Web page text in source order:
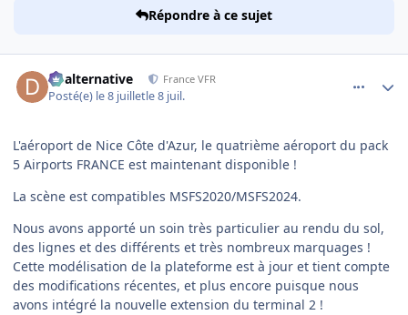
Répondre à ce sujet
dbalternative France VFR
Posté(e) le 8 juilletle 8 juil.
L'aéroport de Nice Côte d'Azur, le quatrième aéroport du pack
5 Airports FRANCE est maintenant disponible !
La scène est compatibles MSFS2020/MSFS2024.
Nous avons apporté un soin très particulier au rendu du sol,
des lignes et des différents et très nombreux marquages !
Cette modélisation de la plateforme est à jour et tient compte
des modifications récentes, et plus encore puisque nous
avons intégré la nouvelle extension du terminal 2 !